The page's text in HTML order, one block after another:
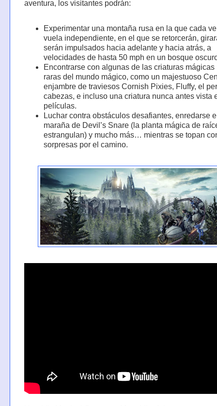
aventura, los visitantes podrán:
Experimentar una montaña rusa en la que cada
vuela independiente, en el que se retorcerán,
serán impulsados hacia adelante y hacia atrás, a
velocidades de hasta 50 mph en un bosque
Encontrarse con algunas de las criaturas mágicas
raras del mundo mágico, como un majestuoso
enjambre de traviesos Cornish Pixies, Fluffy, el
cabezas, e incluso una criatura nunca antes vista
películas.
Luchar contra obstáculos desafiantes, enredarse
maraña de Devil’s Snare (la planta mágica de
estrangulan) y mucho más… mientras se topan
sorpresas por el camino.